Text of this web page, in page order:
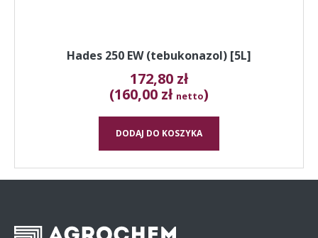
Hades 250 EW (tebukonazol) [5L]
172,80 zł
(160,00 zł netto)
DODAJ DO KOSZYKA